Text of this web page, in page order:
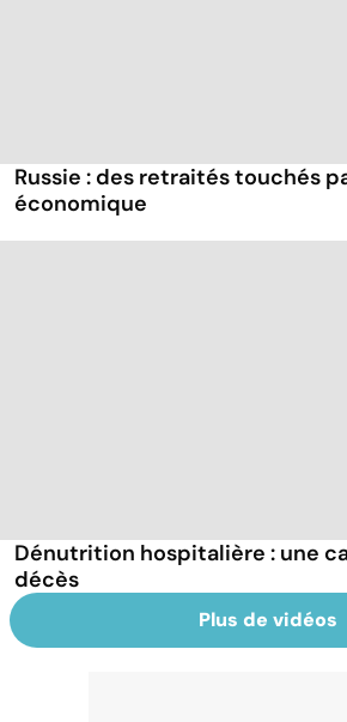
Russie : des retraités touchés
économique
Dénutrition hospitalière : une
décès
Plus de vidéos